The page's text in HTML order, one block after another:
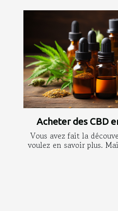
Acheter des CBD
Vous avez fait la
voulez en savoir plus.